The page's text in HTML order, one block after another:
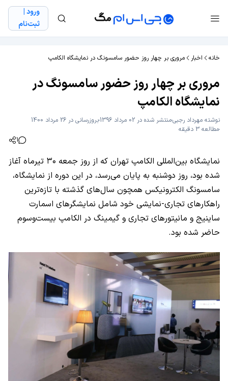
ورود |
ثبت‌نام
خانه اخبار مروری بر چهار روز حضور سامسونگ در نمایشگاه الکامپ
مروری بر چهار روز حضور سامسونگ در
نمایشگاه الکامپ
نوشته مهرداد رجبیمنتشر شده در 02 مرداد 1396
بروزرسانی در 26 مرداد 1400
مطالعه 3 دقیقه
1
نمایشگاه بین‌المللی الکامپ تهران که از روز جمعه ۳۰ تیرماه آغاز
شده بود، روز دوشنبه به پایان می‌رسد، در این دوره از نمایشگاه،
سامسونگ الکترونیکس همچون سال‌های گذشته با تازه‌ترین
راهکارهای تجاری-نمایشی خود شامل نمایشگرهای اسمارت
ساینیج و مانیتورهای تجاری و گیمینگ در الکامپ بیست‌وسوم
حاضر شده بود.